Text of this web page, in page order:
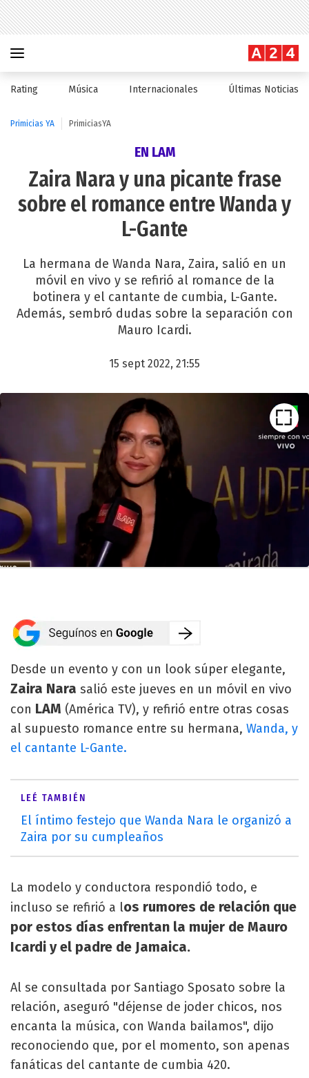
Rating Música Internacionales Últimas Noticias
Primicias YA PrimiciasYA
EN LAM
Zaira Nara y una picante frase
sobre el romance entre Wanda y
L-Gante
La hermana de Wanda Nara, Zaira, salió en un
móvil en vivo y se refirió al romance de la
botinera y el cantante de cumbia, L-Gante.
Además, sembró dudas sobre la separación con
Mauro Icardi.
15 sept 2022, 21:55
Desde un evento y con un look súper elegante,
Zaira Nara salió este jueves en un móvil en vivo
con LAM (América TV), y refirió entre otras cosas
al supuesto romance entre su hermana, Wanda, y
el cantante L-Gante.
LEÉ TAMBIÉN
El íntimo festejo que Wanda Nara le organizó a
Zaira por su cumpleaños
La modelo y conductora respondió todo, e
incluso se refirió a los rumores de relación que
por estos días enfrentan la mujer de Mauro
Icardi y el padre de Jamaica.
Al se consultada por Santiago Sposato sobre la
relación, aseguró "déjense de joder chicos, nos
encanta la música, con Wanda bailamos", dijo
reconociendo que, por el momento, son apenas
fanáticas del cantante de cumbia 420.